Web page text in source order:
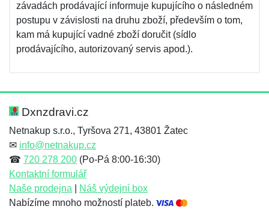
závadách prodávající informuje kupujícího o následném
postupu v závislosti na druhu zboží, především o tom,
kam má kupující vadné zboží doručit (sídlo
prodávajícího, autorizovaný servis apod.).
Dxnzdravi.cz
Netnakup s.r.o., Tyršova 271, 43801 Žatec
✉ info@netnakup.cz
☎ 720 278 200 (Po-Pá 8:00-16:30)
Kontaktní formulář
Naše prodejna
Náš výdejní box
Nabízíme mnoho možností plateb.